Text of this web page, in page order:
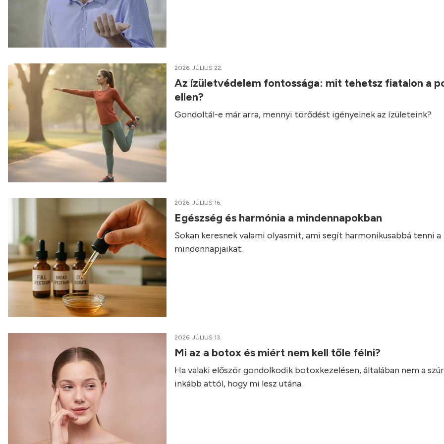
2026. JÚLIUS 22.
Az ízületvédelem fontossága: mit tehetsz fiatalon a
ellen?
Gondoltál-e már arra, mennyi törődést igényelnek az ízületeink?
2026. JÚLIUS 16.
Egészség és harmónia a mindennapokban
Sokan keresnek valami olyasmit, ami segít harmonikusabbá tenni a
mindennapjaikat.
2026. JÚLIUS 13.
Mi az a botox és miért nem kell tőle félni?
Ha valaki először gondolkodik botoxkezelésen, általában nem a
inkább attól, hogy mi lesz utána.